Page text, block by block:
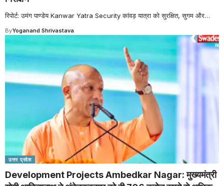
रिपोर्ट: उमंग पाण्डेय Kanwar Yatra Security कांवड़ यात्रा को सुरक्षित, सुगम और…
ByYoganand Shrivastava
उत्तर प्रदेश
Development Projects Ambedkar Nagar: मुख्यमंत्री